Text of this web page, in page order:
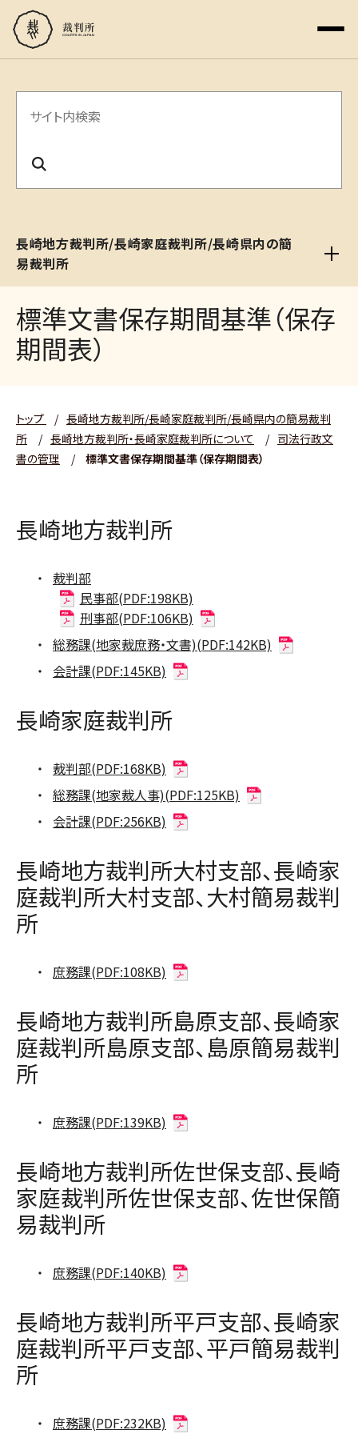
サ
内
索
長崎地方裁判所/長崎家庭裁判所/長崎県内の簡
易裁判所
標準文書保存期間基準（保存
期間表）
トップ / 長崎地方裁判所/長崎家庭裁判所/長崎県内の簡易裁判
所
/ 長崎地方裁判所・長崎家庭裁判所について / 司法行政文
書の管理
/ 標準文書保存期間基準（保存期間表）
長崎地方裁判所
裁判部
民事部(PDF:198KB)
刑事部(PDF:106KB)
総務課(地家裁庶務・文書)(PDF:142KB)
会計課(PDF:145KB)
長崎家庭裁判所
裁判部(PDF:168KB)
総務課(地家裁人事)(PDF:125KB)
会計課(PDF:256KB)
長崎地方裁判所大村支部、長崎家
庭裁判所大村支部、大村簡易裁判
所
庶務課(PDF:108KB)
長崎地方裁判所島原支部、長崎家
庭裁判所島原支部、島原簡易裁判
所
庶務課(PDF:139KB)
長崎地方裁判所佐世保支部、長崎
家庭裁判所佐世保支部、佐世保簡
易裁判所
庶務課(PDF:140KB)
長崎地方裁判所平戸支部、長崎家
庭裁判所平戸支部、平戸簡易裁判
所
庶務課(PDF:232KB)